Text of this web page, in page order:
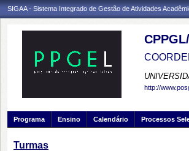
SIGAA - Sistema Integrado de Gestão de Atividades
http://
Programa Ensino Calendário Processos
Turmas